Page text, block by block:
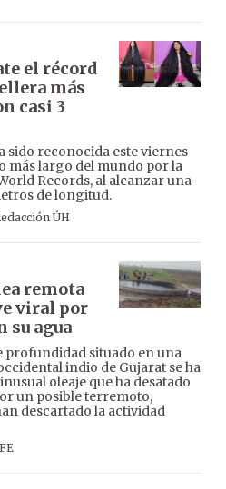
el récord
más
casi 3
sido reconocida este viernes
más largo del mundo por la
Records, al alcanzar una
de longitud.
ÚH
remota
viral por
su agua
profundidad situado en una
indio de Gujarat se ha
oleaje que ha desatado
un posible terremoto,
descartado la actividad